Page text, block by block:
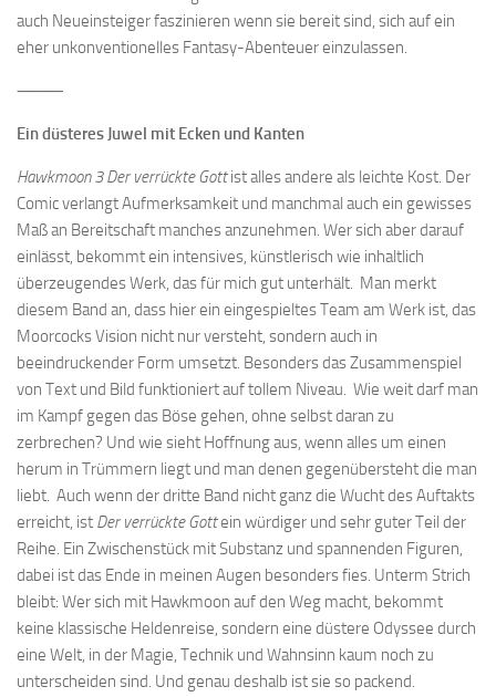
auch Neueinsteiger faszinieren wenn sie bereit sind, sich auf ein
eher unkonventionelles Fantasy-Abenteuer einzulassen.
⸻
Ein düsteres Juwel mit Ecken und Kanten
Hawkmoon 3 Der verrückte Gottist alles andere als leichte Kost. Der
Comic verlangt Aufmerksamkeit und manchmal auch ein gewisses
Maß an Bereitschaft manches anzunehmen. Wer sich aber darauf
einlässt, bekommt ein intensives, künstlerisch wie inhaltlich
überzeugendes Werk, das für mich gut unterhält. Man merkt
diesem Band an, dass hier ein eingespieltes Team am Werk ist, das
Moorcocks Vision nicht nur versteht, sondern auch in
beeindruckender Form umsetzt. Besonders das Zusammenspiel
von Text und Bild funktioniert auf tollem Niveau. Wie weit darf man
im Kampf gegen das Böse gehen, ohne selbst daran zu
zerbrechen? Und wie sieht Hoffnung aus, wenn alles um einen
herum in Trümmern liegt und man denen gegenübersteht die man
liebt. Auch wenn der dritte Band nicht ganz die Wucht des Auftakts
erreicht, ist Der verrückte Gottein würdiger und sehr guter Teil der
Reihe. Ein Zwischenstück mit Substanz und spannenden Figuren,
dabei ist das Ende in meinen Augen besonders fies. Unterm Strich
bleibt: Wer sich mit Hawkmoon auf den Weg macht, bekommt
keine klassische Heldenreise, sondern eine düstere Odyssee durch
eine Welt, in der Magie, Technik und Wahnsinn kaum noch zu
unterscheiden sind. Und genau deshalb ist sie so packend.